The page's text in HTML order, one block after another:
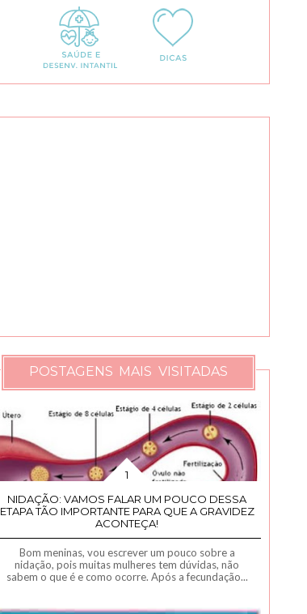
POSTAGENS MAIS VISITADAS
NIDAÇÃO: VAMOS FALAR UM POUCO DESSA
ETAPA TÃO IMPORTANTE PARA QUE A GRAVIDEZ
ACONTEÇA!
Bom meninas, vou escrever um pouco sobre a
nidação, pois muitas mulheres tem dúvidas, não
sabem o que é e como ocorre. Após a fecundação...